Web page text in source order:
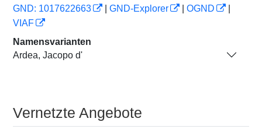
GND: 1017622663
GND-Explorer OGND
VIAF
Namensvarianten
Ardea, Jacopo d'
Vernetzte Angebote